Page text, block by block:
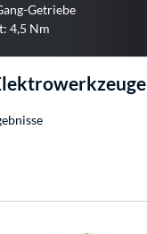
Getriebe
4,5 Nm